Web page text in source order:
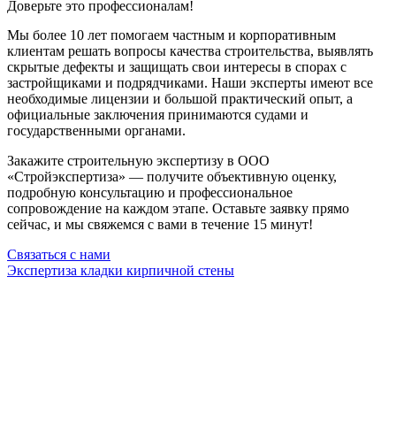
Доверьте это профессионалам!
Мы более 10 лет помогаем частным и корпоративным
клиентам решать вопросы качества строительства, выявлять
скрытые дефекты и защищать свои интересы в спорах с
застройщиками и подрядчиками. Наши эксперты имеют все
необходимые лицензии и большой практический опыт, а
официальные заключения принимаются судами и
государственными органами.
Закажите строительную экспертизу в ООО
«Стройэкспертиза» — получите объективную оценку,
подробную консультацию и профессиональное
сопровождение на каждом этапе. Оставьте заявку прямо
сейчас, и мы свяжемся с вами в течение 15 минут!
Связаться с нами
Экспертиза кладки кирпичной стены